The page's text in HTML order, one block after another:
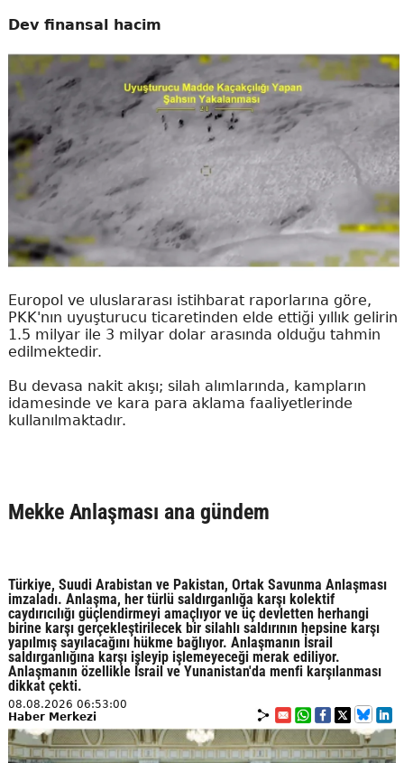
Dev finansal hacim
Europol ve uluslararası istihbarat raporlarına göre,
PKK'nın uyuşturucu ticaretinden elde ettiği yıllık gelirin
1.5 milyar ile 3 milyar dolar arasında olduğu tahmin
edilmektedir.
Bu devasa nakit akışı; silah alımlarında, kampların
idamesinde ve kara para aklama faaliyetlerinde
kullanılmaktadır.
Mekke Anlaşması ana gündem
Türkiye, Suudi Arabistan ve Pakistan, Ortak Savunma Anlaşması
imzaladı. Anlaşma, her türlü saldırganlığa karşı kolektif
caydırıcılığı güçlendirmeyi amaçlıyor ve üç devletten herhangi
birine karşı gerçekleştirilecek bir silahlı saldırının hepsine karşı
yapılmış sayılacağını hükme bağlıyor. Anlaşmanın İsrail
saldırganlığına karşı işleyip işlemeyeceği merak ediliyor.
Anlaşmanın özellikle İsrail ve Yunanistan'da menfi karşılanması
dikkat çekti.
08.08.2026 06:53:00
Haber Merkezi